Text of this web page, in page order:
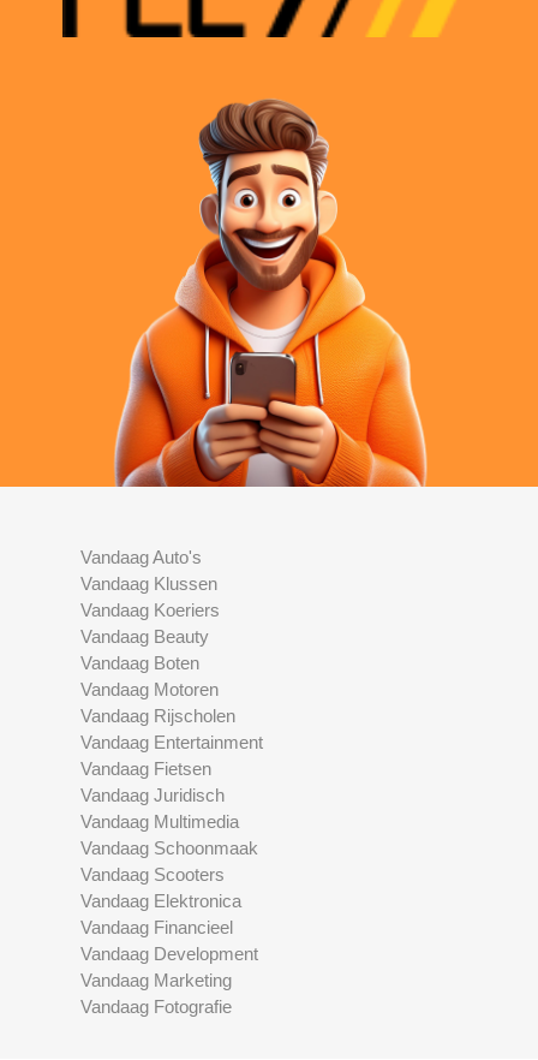
Vandaag Auto's
Vandaag Klussen
Vandaag Koeriers
Vandaag Beauty
Vandaag Boten
Vandaag Motoren
Vandaag Rijscholen
Vandaag Entertainment
Vandaag Fietsen
Vandaag Juridisch
Vandaag Multimedia
Vandaag Schoonmaak
Vandaag Scooters
Vandaag Elektronica
Vandaag Financieel
Vandaag Development
Vandaag Marketing
Vandaag Fotografie